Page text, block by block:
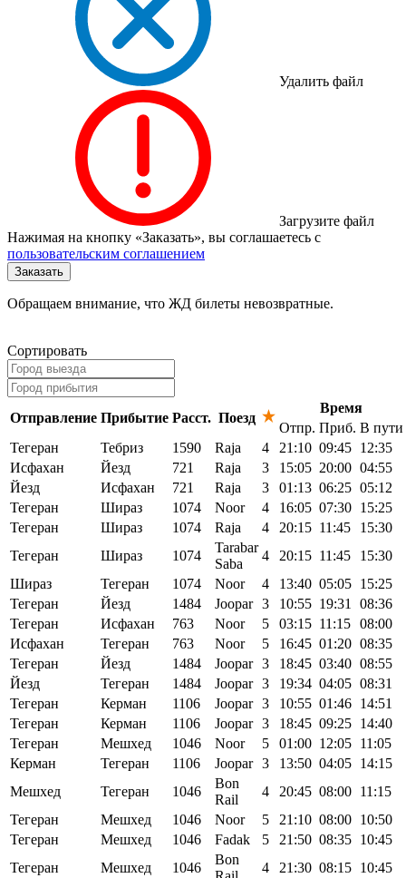
Удалить файл
Загрузите файл
Нажимая на кнопку «Заказать», вы соглашаетесь с
пользовательским соглашением
Обращаем внимание, что ЖД билеты невозвратные.
Сортировать
Отправление Прибытие Расст. Поезд
Время
Отпр. Приб. В пути
Тегеран
Тебриз 1590 Raja 4 21:10 09:45 12:35
Исфахан
Йезд 721 Raja 3 15:05 20:00 04:55
Йезд
Исфахан 721 Raja 3 01:13 06:25 05:12
Тегеран
Шираз 1074 Noor 4 16:05 07:30 15:25
Тегеран
Шираз 1074 Raja 4 20:15 11:45
15:30
Тегеран
Шираз 1074
Tarabar
Saba
4 20:15 11:45
15:30
Шираз
Тегеран 1074 Noor 4 13:40 05:05 15:25
Тегеран
Йезд 1484 Joopar 3 10:55 19:31
08:36
Тегеран
Исфахан 763 Noor 5 03:15 11:15 08:00
Исфахан
Тегеран 763 Noor 5 16:45 01:20 08:35
Тегеран
Йезд 1484 Joopar 3 18:45 03:40 08:55
Йезд
Тегеран 1484 Joopar 3 19:34 04:05 08:31
Тегеран
Керман 1106 Joopar 3 10:55 01:46 14:51
Тегеран
Керман 1106 Joopar 3 18:45 09:25 14:40
Тегеран
Мешхед 1046 Noor 5 01:00 12:05 11:05
Керман
Тегеран 1106 Joopar 3 13:50 04:05 14:15
Мешхед
Тегеран 1046
Bon
Rail
4 20:45 08:00 11:15
Тегеран
Мешхед 1046 Noor 5 21:10 08:00 10:50
Тегеран
Мешхед 1046 Fadak 5 21:50 08:35 10:45
Тегеран
Мешхед 1046
Bon
4 21:30 08:15 10:45